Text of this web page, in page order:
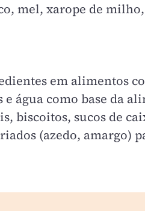
mel, xarope de
em alimentos
água como base da
biscoitos, sucos de
(azedo, amargo)